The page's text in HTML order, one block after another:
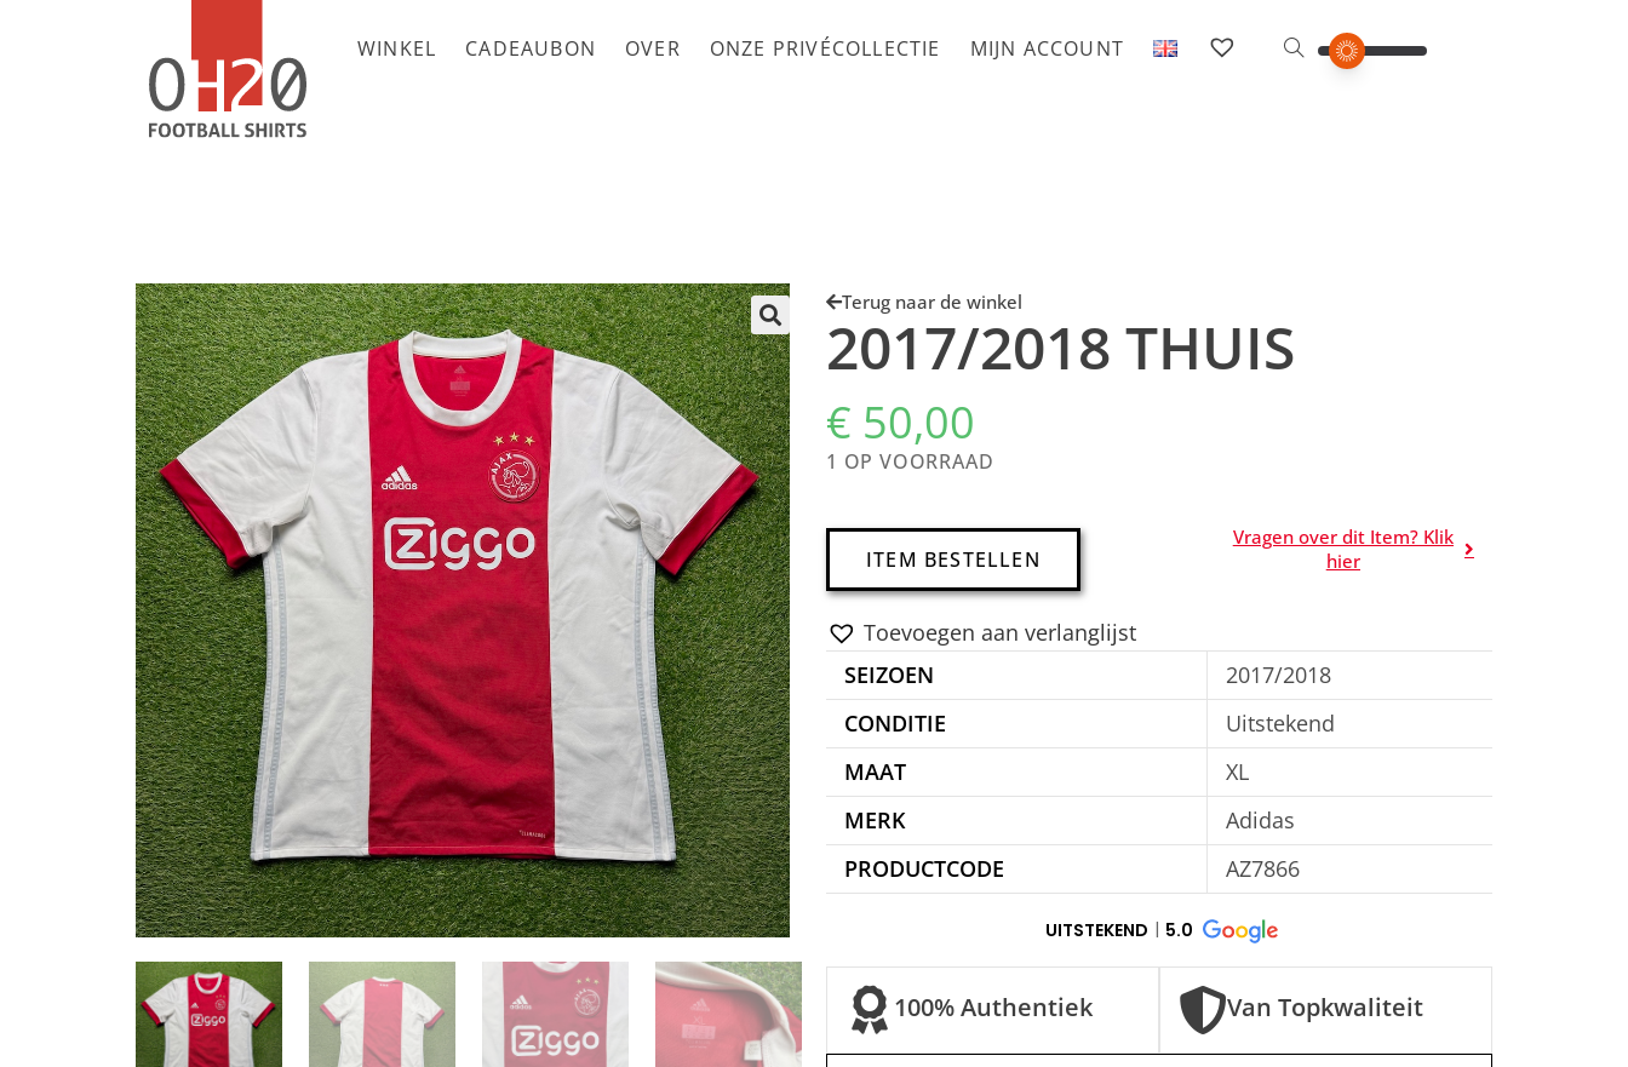
WINKEL CADEAUBON OVER ONZE PRIVÉCOLLECTIE MIJN ACCOUNT
Terug naar de winkel
2017/2018 THUIS
€ 50,00
1 OP VOORRAAD
ITEM BESTELLEN
e
a
t
e
:
Vragen over dit Item? Klik
hier
Toevoegen aan verlanglijst
SEIZOEN
2017/2018
CONDITIE
Uitstekend
MAAT
XL
MERK
Adidas
PRODUCTCODE
AZ7866
UITSTEKEND 5.0
100% Authentiek Van Topkwaliteit